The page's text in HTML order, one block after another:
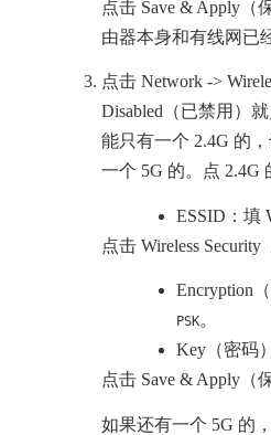
点击 Save & Apply（
由器本身和有线网已
点击 Network ->
Disabled（已禁用）
能只有一个 2.4G 的
一个 5G 的。点 2.4G
ESSID：填
点击 Wireless Security
Encryption
PSK。
Key（密码
点击 Save & Apply（
如果还有一个 5G 的